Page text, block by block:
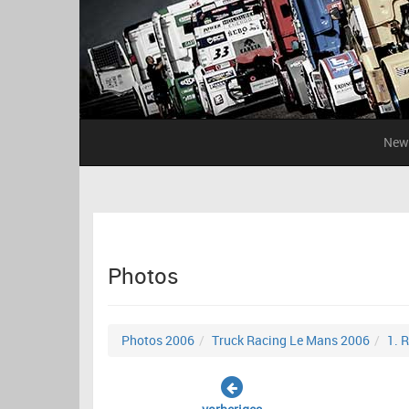
Photos
Photos 2006 Truck Racing Le Mans 2006 1.